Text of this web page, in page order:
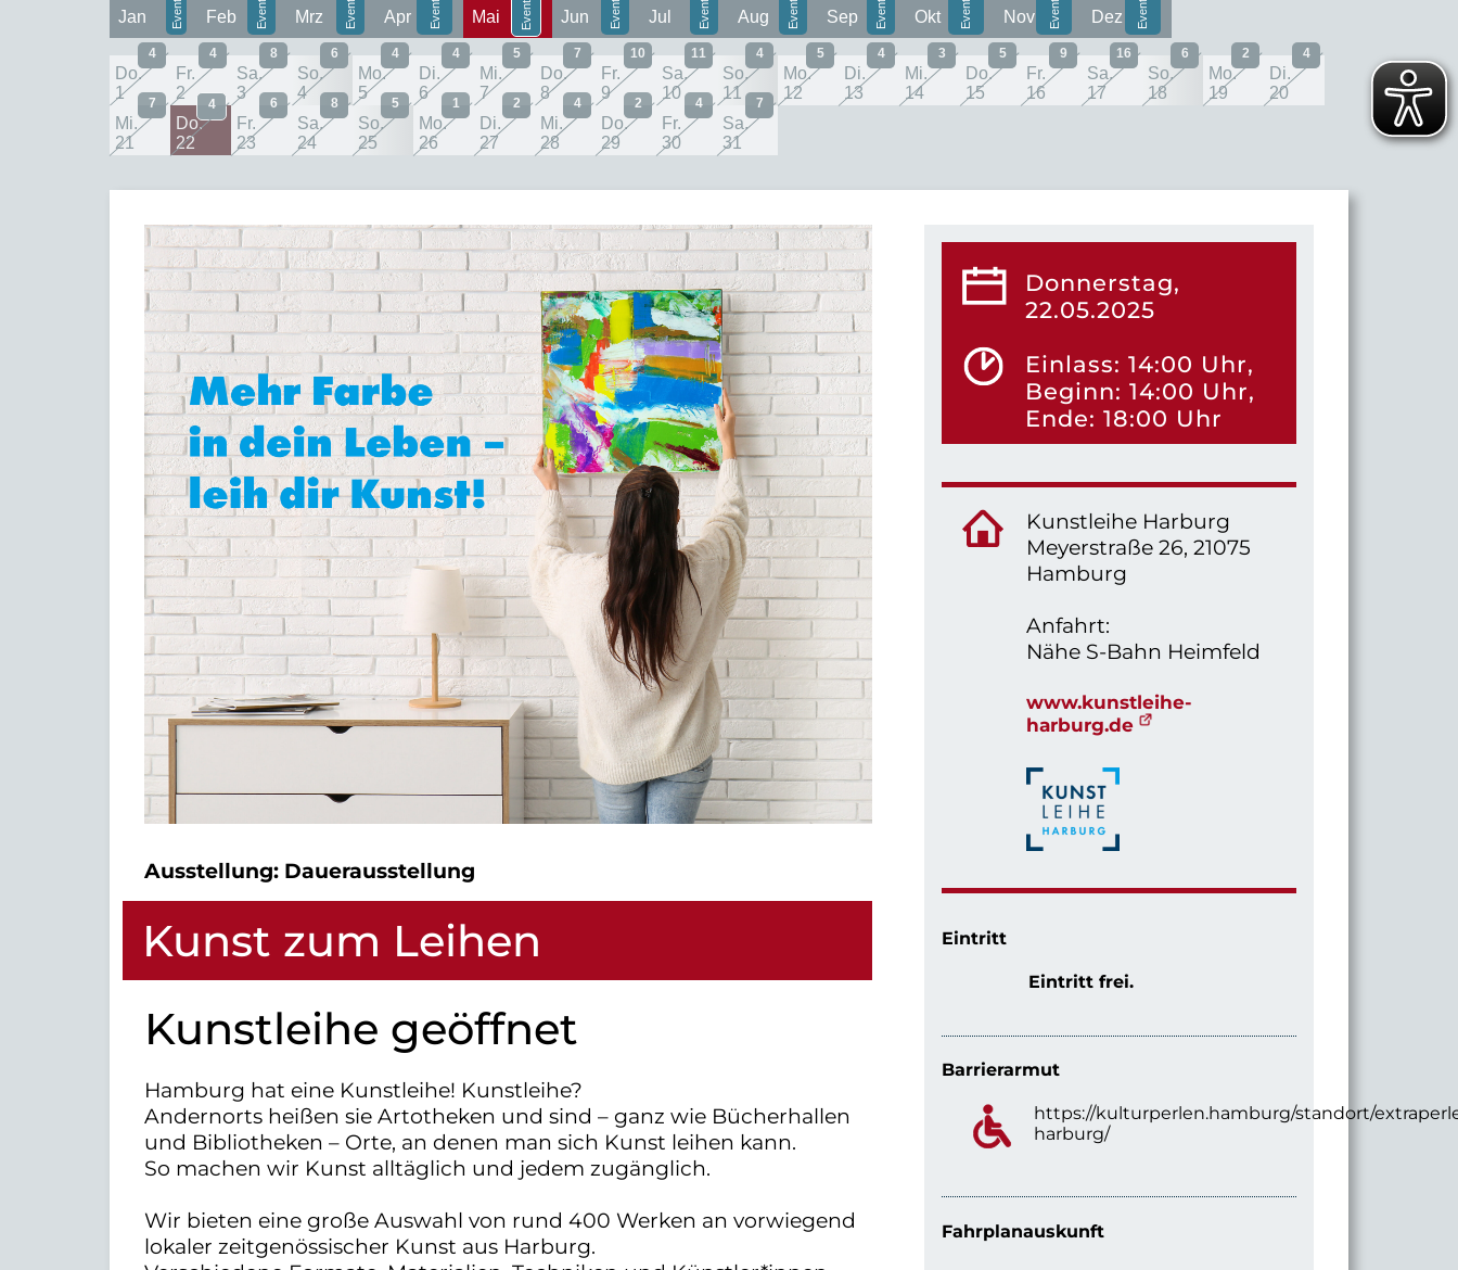
Jan Feb Mrz Apr Mai Jun Jul Aug Sep Okt Nov Dez
Do.
1
4
Fr.
2
4
Sa.
3
8
So.
4
6
Mo.
5
4
Di.
6
4
Mi.
7
5
Do.
8
7
Fr.
9
10
Sa.
10
11
So.
11
4
Mo.
12
5
Di.
13
4
Mi.
14
3
Do.
15
5
Fr.
16
9
Sa.
17
16
So.
18
6
Mo.
19
2
Di.
20
4
Mi.
21
7
Do.
22
4
Fr.
23
6
Sa.
24
8
So.
25
5
Mo.
26
1
Di.
27
2
Mi.
28
4
Do.
29
2
Fr.
30
4
Sa.
31
7
Ausstellung:Dauerausstellung
Kunst zum Leihen
Kunstleihe geöffnet
Hamburg hat eine Kunstleihe! Kunstleihe?
Andernorts heißen sie Artotheken und sind – ganz wie Bücherhallen
und Bibliotheken – Orte, an denen man sich Kunst leihen kann.
So machen wir Kunst alltäglich und jedem zugänglich.
Wir bieten eine große Auswahl von rund 400 Werken an vorwiegend
lokaler zeitgenössischer Kunst aus Harburg.
Donnerstag,
22.05.2025
Einlass: 14:00 Uhr,
Beginn: 14:00 Uhr,
Ende: 18:00 Uhr
Kunstleihe Harburg
Meyerstraße 26, 21075
Hamburg
Anfahrt:
Nähe S-Bahn Heimfeld
www.kunstleihe-
harburg.de
Eintritt
Eintritt frei.
Barrierarmut
https://kulturperlen.hamburg/standort/
harburg/
Fahrplanauskunft